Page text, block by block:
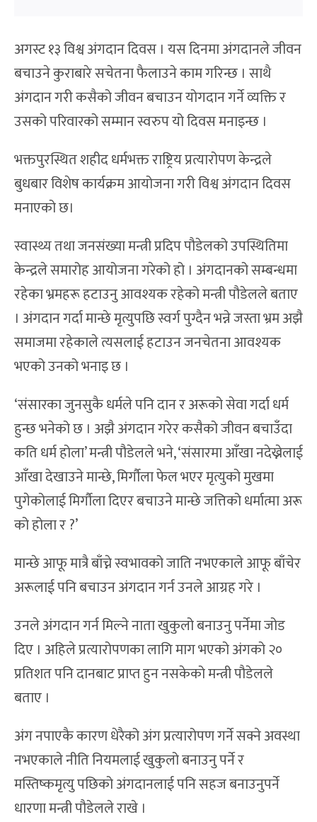
अगस्ट १३ विश्व अंगदान दिवस । यस दिनमा अंगदानले जीवन
बचाउने कुराबारे सचेतना फैलाउने काम गरिन्छ । साथै
अंगदान गरी कसैको जीवन बचाउन योगदान गर्ने व्यक्ति र
उसको परिवारको सम्मान स्वरुप यो दिवस मनाइन्छ ।
भक्तपुरस्थित शहीद धर्मभक्त राष्ट्रिय प्रत्यारोपण केन्द्रले
बुधबार विशेष कार्यक्रम आयोजना गरी विश्व अंगदान दिवस
मनाएको छ।
स्वास्थ्य तथा जनसंख्या मन्त्री प्रदिप पौडेलको उपस्थितिमा
केन्द्रले समारोह आयोजना गरेको हो । अंगदानको सम्बन्धमा
रहेका भ्रमहरू हटाउनु आवश्यक रहेको मन्त्री पौडेलले बताए
। अंगदान गर्दा मान्छे मृत्युपछि स्वर्ग पुग्दैन भन्ने जस्ता भ्रम अझै
समाजमा रहेकाले त्यसलाई हटाउन जनचेतना आवश्यक
भएको उनको भनाइ छ ।
‘संसारका जुनसुकै धर्मले पनि दान र अरूको सेवा गर्दा धर्म
हुन्छ भनेको छ । अझै अंगदान गरेर कसैको जीवन बचाउँदा
कति धर्म होला’ मन्त्री पौडेलले भने, ‘संसारमा आँखा नदेख्नेलाई
आँखा देखाउने मान्छे, मिर्गौला फेल भएर मृत्युको मुखमा
पुगेकोलाई मिर्गौला दिएर बचाउने मान्छे जत्तिको धर्मात्मा अरू
को होला र ?’
मान्छे आफू मात्रै बाँच्ने स्वभावको जाति नभएकाले आफू बाँचेर
अरूलाई पनि बचाउन अंगदान गर्न उनले आग्रह गरे ।
उनले अंगदान गर्न मिल्ने नाता खुकुलो बनाउनु पर्नेमा जोड
दिए । अहिले प्रत्यारोपणका लागि माग भएको अंगको २०
प्रतिशत पनि दानबाट प्राप्त हुन नसकेको मन्त्री पौडेलले
बताए ।
अंग नपाएकै कारण धेरैको अंग प्रत्यारोपण गर्ने सक्ने अवस्था
नभएकाले नीति नियमलाई खुकुलो बनाउनु पर्ने र
मस्तिष्कमृत्यु पछिको अंगदानलाई पनि सहज बनाउनुपर्ने
धारणा मन्त्री पौडेलले राखे ।